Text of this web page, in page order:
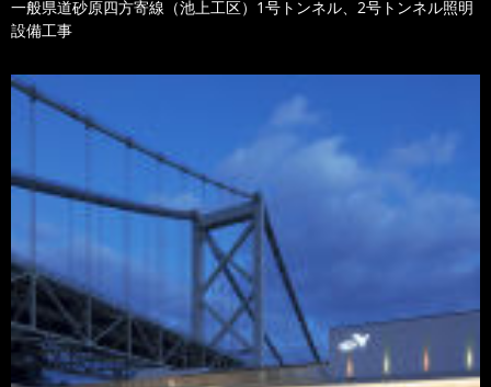
一般県道砂原四方寄線（池上工区）1号トンネル、2号トンネル照明
設備工事